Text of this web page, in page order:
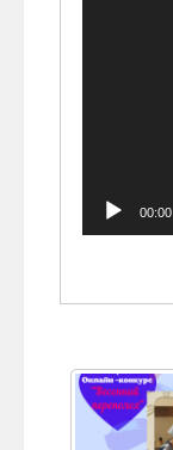
00:00